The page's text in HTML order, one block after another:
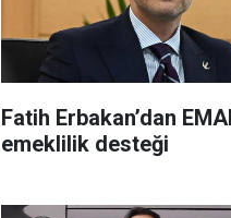
Fatih Erbakan’dan
emeklilik desteği